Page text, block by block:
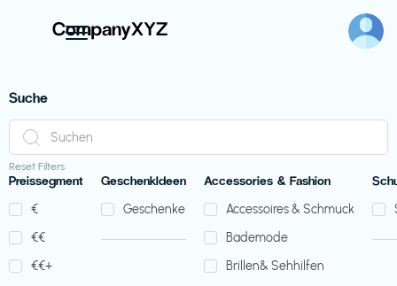
Suche
Reset Filters
Preissegment
€‎
€‎€‎
€‎€‎+
GeschenkIdeen
Geschenke
Accessories & Fashion
Accessoires & Schmuck
Bademode
Brillen& Sehhilfen